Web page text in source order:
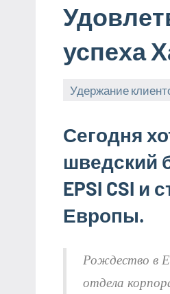
успеха
Удержание
Сегодня
шведский
EPSI CSI и
Европы.
Рождество в
отдела